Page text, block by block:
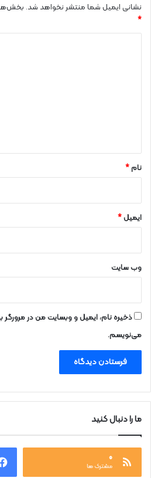
نشانی ایمیل شما منتشر نخواهد شد.
*
نام*
ایمیل*
وب‌ سایت
ذخیره نام، ایمیل و وبسایت من در مرورگر
می‌نویسم.
ما را دنبال کنید
۰
مشترک ها